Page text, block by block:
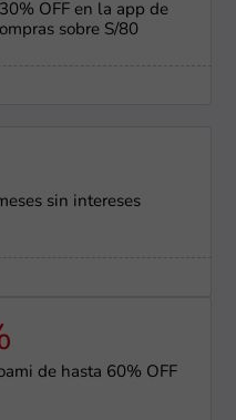
OFF en la app de
sobre S/80
sin intereses
de hasta 60% OFF